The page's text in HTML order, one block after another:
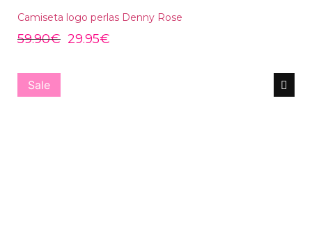
Camiseta logo perlas Denny Rose
59.90€ 29.95€
Sale